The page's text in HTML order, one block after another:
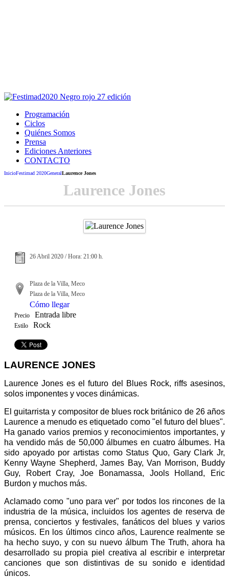
Programación
Ciclos
Quiénes Somos
Prensa
Ediciones Anteriores
CONTACTO
InicioFestimad 2020GeneralLaurence Jones
Laurence Jones
26 Abril 2020 / Hora: 21:00 h.
Plaza de la Villa, Meco
Plaza de la Villa, Meco
Cómo llegar
Precio Entrada libre
Estilo Rock
LAURENCE JONES
Laurence Jones es el futuro del Blues Rock, riffs asesinos,
solos imponentes y voces dinámicas.
El guitarrista y compositor de blues rock británico de 26 años
Laurence a menudo es etiquetado como "el futuro del blues".
Ha ganado varios premios y reconocimientos importantes, y
ha vendido más de 50,000 álbumes en cuatro álbumes. Ha
sido apoyado por artistas como Status Quo, Gary Clark Jr,
Kenny Wayne Shepherd, James Bay, Van Morrison, Buddy
Guy, Robert Cray, Joe Bonamassa, Jools Holland, Eric
Burdon y muchos más.
Aclamado como "uno para ver" por todos los rincones de la
industria de la música, incluidos los agentes de reserva de
prensa, conciertos y festivales, fanáticos del blues y varios
músicos. En los últimos cinco años, Laurence realmente se
ha hecho suyo, y con su nuevo álbum The Truth, ahora ha
desarrollado su propia piel creativa al escribir e interpretar
canciones que son distintivas de su sonido e identidad
únicos.